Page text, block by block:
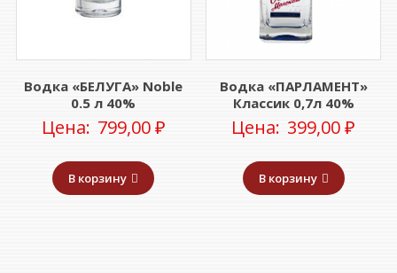
Водка «БЕЛУГА» Noble
0.5 л 40%
Цена: 799,00₽
В корзину
Водка «ПАРЛАМЕНТ»
Классик 0,7л 40%
Цена: 399,00₽
В корзину